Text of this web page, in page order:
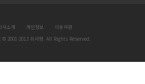
사소개 개인정보
이용약관
2001-2013 회사명. All Rights Reserved.